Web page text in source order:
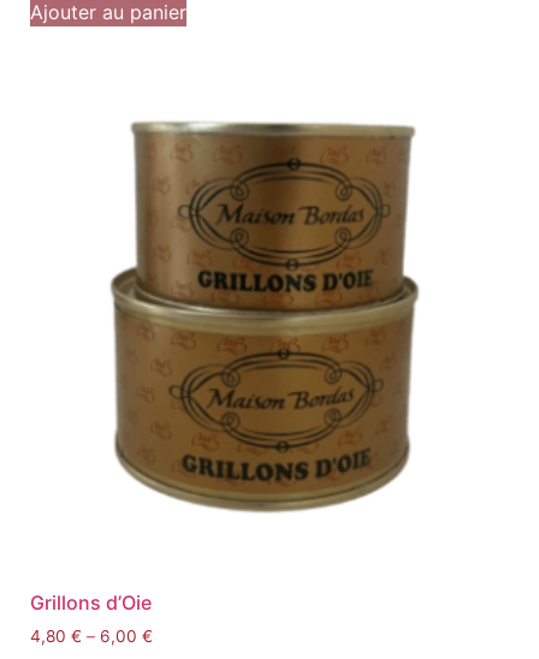
Ajouter au panier
Grillons d’Oie
4,80 € – 6,00 €